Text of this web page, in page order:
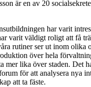
är en av 20
har varit
varit väldigt roligt att få
rutiner ser ut inom olika
över hela
mer lika över staden. Det
för att analysera nya
att ta fäste.